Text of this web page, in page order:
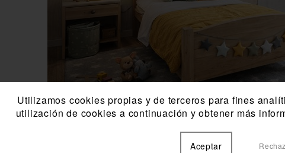
Utilizamos cookies propias y de terceros para fines
utilización de cookies a continuación y obtener más
Aceptar